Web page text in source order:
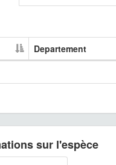
Departement
sur l'espèce